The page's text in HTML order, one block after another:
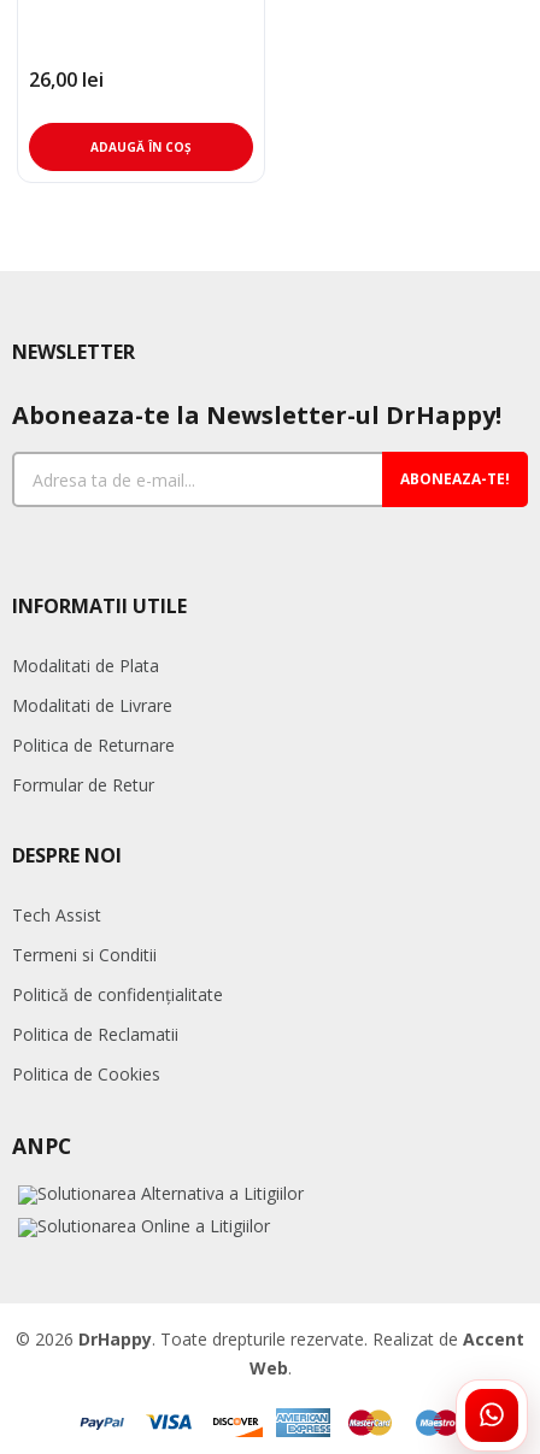
26,00 lei
ADAUGĂ ÎN COȘ
NEWSLETTER
Aboneaza-te la Newsletter-ul DrHappy!
ABONEAZA-TE!
INFORMATII UTILE
Modalitati de Plata
Modalitati de Livrare
Politica de Returnare
Formular de Retur
DESPRE NOI
Tech Assist
Termeni si Conditii
Politică de confidențialitate
Politica de Reclamatii
Politica de Cookies
ANPC
© 2026 DrHappy. Toate drepturile rezervate. Realizat de Accent
Web.